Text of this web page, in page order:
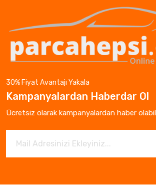
30% Fiyat Avantajı Yakala
Kampanyalardan Haberdar Ol
Ücretsiz olarak kampanyalardan haber